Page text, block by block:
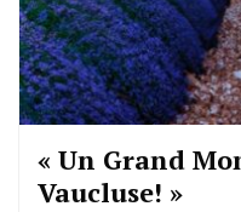
« Un Grand
Vaucluse! »